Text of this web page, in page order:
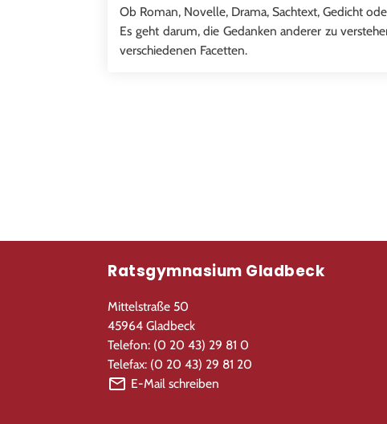
Ob Roman, Novelle, Drama, Sachtext, Gedicht
Es geht darum, die Gedanken anderer zu
verschiedenen Facetten.
Ratsgymnasium Gladbeck
Mittelstraße 50
45964 Gladbeck
Telefon: (0 20 43) 29 81 0
Telefax: (0 20 43) 29 81 20
E-Mail schreiben